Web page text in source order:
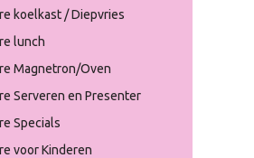
koelkast / Diepvries
lunch
Magnetron/Oven
Serveren en Presenter
Specials
voor Kinderen